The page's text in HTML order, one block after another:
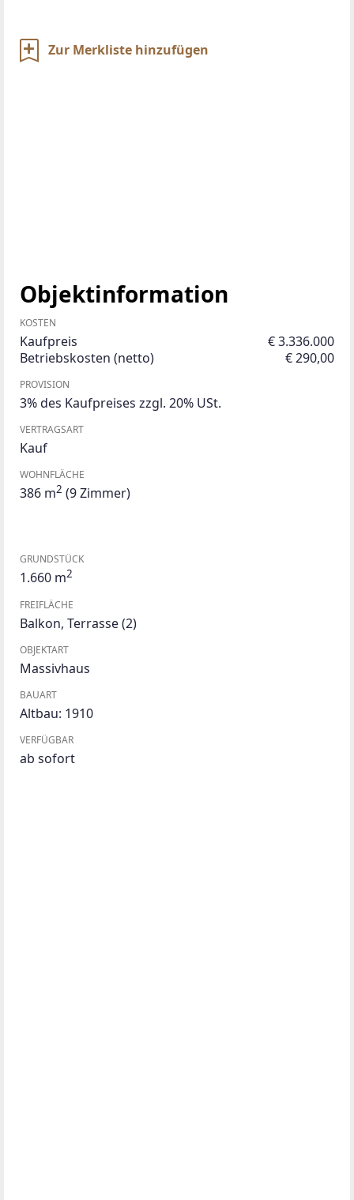
Zur Merkliste hinzufügen
Objektinformation
KOSTEN
Kaufpreis
€ 3.336.000
Betriebskosten (netto)
€ 290,00
PROVISION
3% des Kaufpreises zzgl. 20% USt.
VERTRAGSART
Kauf
WOHNFLÄCHE
386 m2 (9 Zimmer)
GRUNDSTÜCK
1.660 m2
FREIFLÄCHE
Balkon, Terrasse(2)
OBJEKTART
Massivhaus
BAUART
Altbau: 1910
VERFÜGBAR
ab sofort